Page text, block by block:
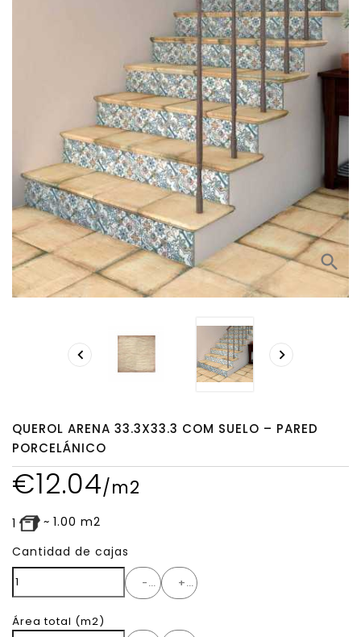
search
 
QUEROL ARENA 33.3X33.3 COM SUELO – PARED
PORCELÁNICO
€12.04/m2
1 ~ 1.00 m2
Cantidad de cajas
- +
Área total (m2)